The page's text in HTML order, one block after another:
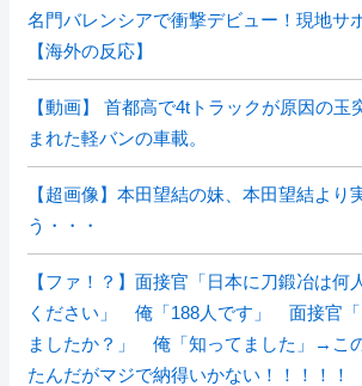
名門バレンシアで衝撃デビュー！現地サ
【海外の反応】
【動画】 首都高で4tトラックが原因の玉
まれた軽バンの車載。
【超画像】本田望結の妹、本田望結より
う・・・
【ファ！？】面接官「日本に刀鍛冶は何
ください」 俺「188人です」 面接官「
ましたか？」 俺「知ってました」→こ
たんだがマジで納得いかない！！！！！